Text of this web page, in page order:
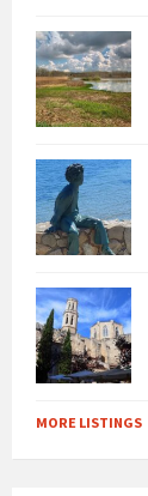
MORE LISTINGS